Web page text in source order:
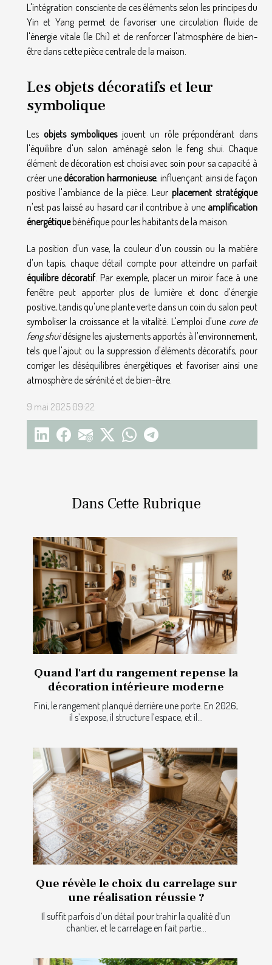
Dans Cette Rubrique
Quand l'art du rangement repense la
décoration intérieure moderne
Fini, le rangement planqué derrière une porte. En 2026,
il s’expose, il structure l’espace, et il...
Que révèle le choix du carrelage sur
une réalisation réussie ?
Il suffit parfois d’un détail pour trahir la qualité d’un
chantier, et le carrelage en fait partie...
L'intégration consciente de ces éléments selon les principes du
Yin et Yang permet de favoriser une circulation fluide de
l'énergie vitale (le Chi) et de renforcer l'atmosphère de bien-
être dans cette pièce centrale de la maison.
Les objets décoratifs et leur
symbolique
Les objets symboliquesjouent un rôle prépondérant dans
l'équilibre d'un salon aménagé selon le feng shui. Chaque
élément de décoration est choisi avec soin pour sa capacité à
créer unedécoration harmonieuse, influençant ainsi de façon
positive l'ambiance de la pièce. Leur placement stratégique
n'est pas laissé au hasard car il contribue à une amplification
énergétiquebénéfique pour les habitants de la maison.
La position d'un vase, la couleur d'un coussin ou la matière
d'un tapis, chaque détail compte pour atteindre un parfait
équilibre décoratif. Par exemple, placer un miroir face à une
fenêtre peut apporter plus de lumière et donc d'énergie
positive, tandis qu'une plante verte dans un coin du salon peut
symboliser la croissance et la vitalité. L'emploi d'une cure de
feng shuidésigne les ajustements apportés à l'environnement,
tels que l'ajout ou la suppression d'éléments décoratifs, pour
corriger les déséquilibres énergétiques et favoriser ainsi une
atmosphère de sérénité et de bien-être.
9 mai 2025 09:22